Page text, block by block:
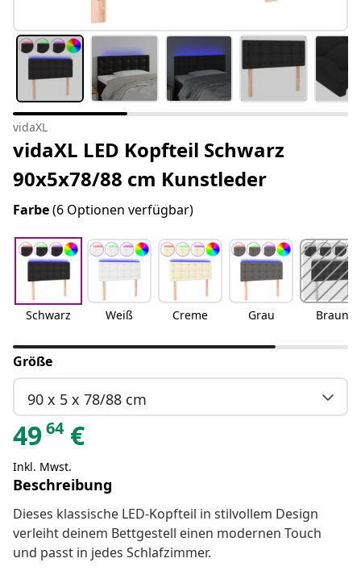
vidaXL
vidaXL LED Kopfteil Schwarz
90x5x78/88 cm Kunstleder
Farbe(6 Optionen verfügbar)
Schwarz Weiß Creme Grau Braun
Größe
90 x 5 x 78/88 cm
4964 €
Inkl. Mwst.
Beschreibung
Dieses klassische LED-Kopfteil in stilvollem Design
verleiht deinem Bettgestell einen modernen Touch
und passt in jedes Schlafzimmer.